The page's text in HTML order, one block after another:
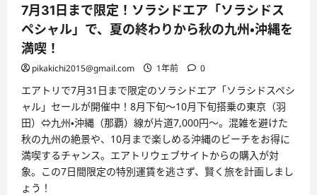
葉、
食、
温
泉
し
た
め
の
最
安
ガ
イ
ド
に
7月31日まで限定！ソラシドエア「ソラシドス
ペシャル」で、夏の終わりから秋の九州・沖縄を
満喫！
pikakichi2015@gmail.com 1年前 0
エアトリで7月31日まで限定のソラシドエア「ソラシドスペシ
ャル」セールが開催中！8月下旬～10月下旬搭乗の東京（羽
田）⇔九州・沖縄（那覇）線が片道7,000円～。混雑を避けた
秋の九州の絶景や、10月まで楽しめる沖縄のビーチをお得に
満喫するチャンス。エアトリウェブサイトからの購入が対
象。この7日間限定の特別運賃を逃さず、賢く旅を計画しまし
ょう！